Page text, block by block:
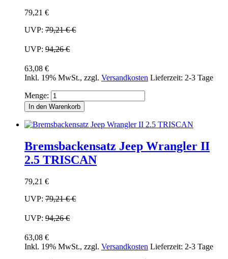
79,21 €
UVP: 79,21 €€
UVP: 94,26 €
63,08 €
Inkl. 19% MwSt., zzgl. Versandkosten Lieferzeit: 2-3 Tage
Menge:
In den Warenkorb
Bremsbackensatz Jeep Wrangler II
2.5 TRISCAN
79,21 €
UVP: 79,21 €€
UVP: 94,26 €
63,08 €
Inkl. 19% MwSt., zzgl. Versandkosten Lieferzeit: 2-3 Tage